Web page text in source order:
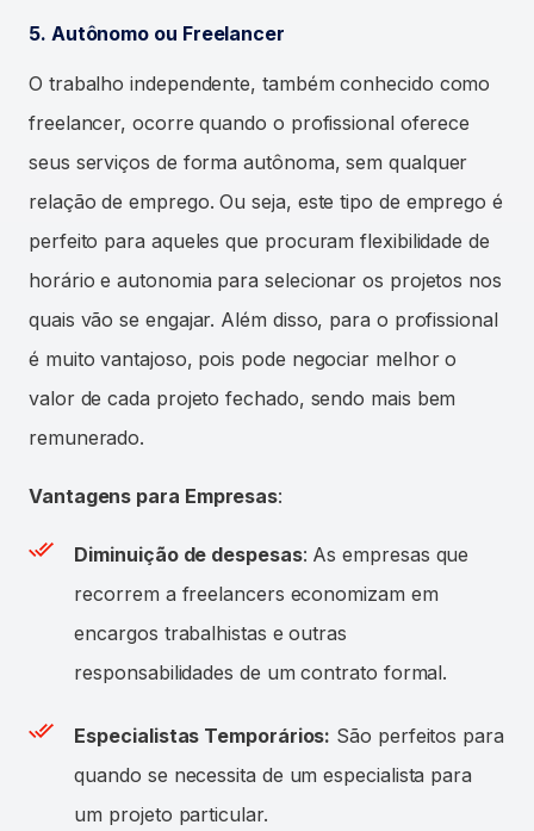
5. Autônomo ou Freelancer
O trabalho independente, também conhecido como
freelancer, ocorre quando o profissional oferece
seus serviços de forma autônoma, sem qualquer
relação de emprego. Ou seja, este tipo de emprego é
perfeito para aqueles que procuram flexibilidade de
horário e autonomia para selecionar os projetos nos
quais vão se engajar. Além disso, para o profissional
é muito vantajoso, pois pode negociar melhor o
valor de cada projeto fechado, sendo mais bem
remunerado.
Vantagens para Empresas:
Diminuição de despesas: As empresas que
recorrem a freelancers economizam em
encargos trabalhistas e outras
responsabilidades de um contrato formal.
Especialistas Temporários: São perfeitos para
quando se necessita de um especialista para
um projeto particular.